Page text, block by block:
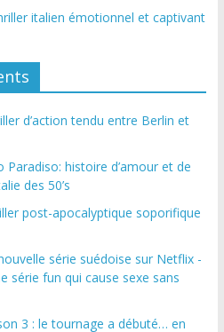
italien émotionnel et captivant
d’action tendu entre Berlin et
Paradiso: histoire d’amour et de
des 50’s
post-apocalyptique soporifique
série suédoise sur Netflix -
série fun qui cause sexe sans
3 : le tournage a débuté… en